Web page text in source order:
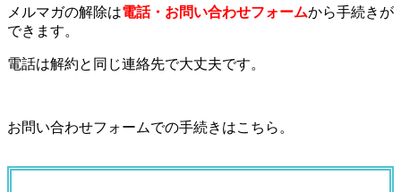
メルマガの解除は電話・お問い合わせフォームから手続きが
できます。
電話は解約と同じ連絡先で大丈夫です。
お問い合わせフォームでの手続きはこちら。